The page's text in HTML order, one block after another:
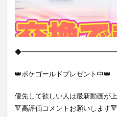
👑ポケゴールドプレゼント中👑
優先して欲しい人は最新動画が
🔻高評価コメントお願いします🔻